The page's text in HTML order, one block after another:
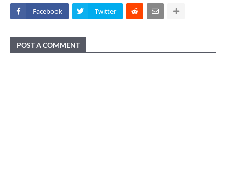
Facebook Twitter
POST A COMMENT